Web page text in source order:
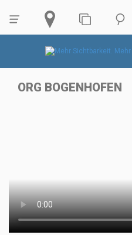
ORG BOGENHOFEN